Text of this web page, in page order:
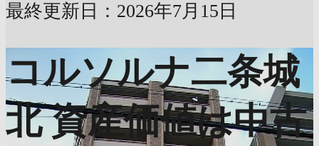
最終更新日：2026年7月15日
コルソルナ二条城
北 資産価値は中古